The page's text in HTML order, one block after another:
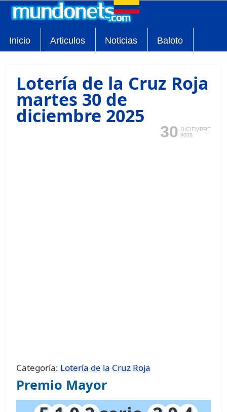
Inicio Articulos Noticias Baloto
Lotería de la Cruz Roja
martes 30 de
diciembre 2025
30 DICIEMBRE
2025
Categoría: Lotería de la Cruz Roja
Premio Mayor